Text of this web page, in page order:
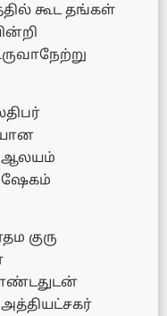
கூட தங்கள்
ஆலயம்
குரு